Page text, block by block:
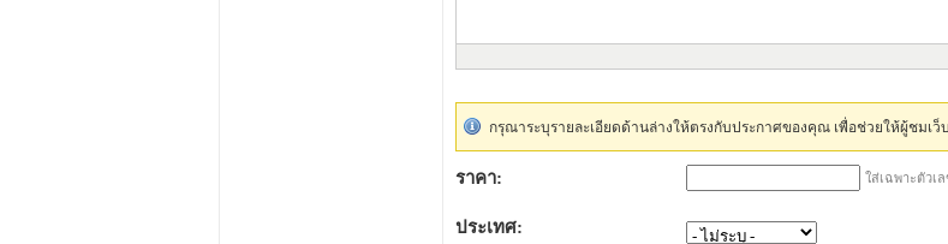
กรุณาระบุรายละเอียดด้านล่างให้ตรงกับประกาศของคุณ เพื่อช่วยให้ผู้ชม
ราคา: ใส่เฉพาะตัวเ
ประเทศ: